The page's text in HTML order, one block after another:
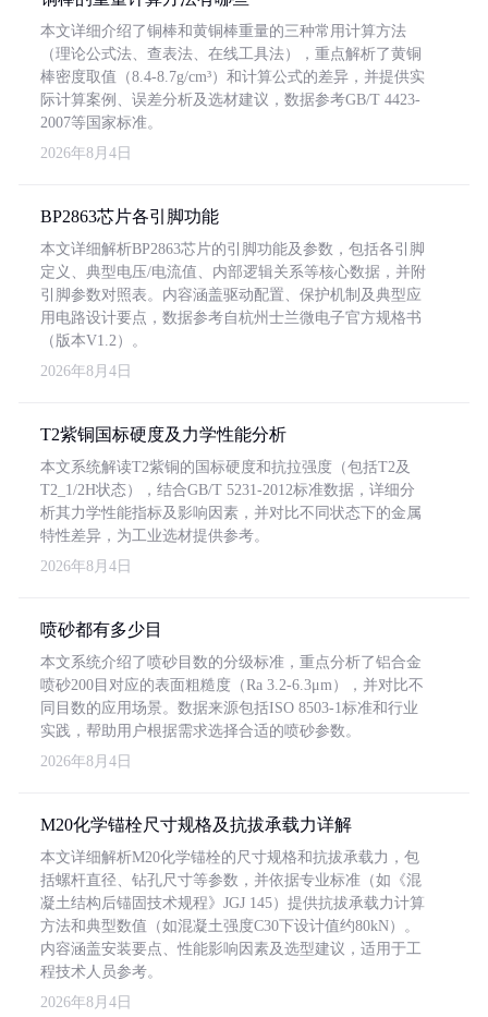
本文详细介绍了铜棒和黄铜棒重量的三种常用计算方法
（理论公式法、查表法、在线工具法），重点解析了黄铜
棒密度取值（8.4-8.7g/cm³）和计算公式的差异，并提供实
际计算案例、误差分析及选材建议，数据参考GB/T 4423-
2007等国家标准。
2026年8月4日
BP2863芯片各引脚功能
本文详细解析BP2863芯片的引脚功能及参数，包括各引脚
定义、典型电压/电流值、内部逻辑关系等核心数据，并附
引脚参数对照表。内容涵盖驱动配置、保护机制及典型应
用电路设计要点，数据参考自杭州士兰微电子官方规格书
（版本V1.2）。
2026年8月4日
T2紫铜国标硬度及力学性能分析
本文系统解读T2紫铜的国标硬度和抗拉强度（包括T2及
T2_1/2H状态），结合GB/T 5231-2012标准数据，详细分
析其力学性能指标及影响因素，并对比不同状态下的金属
特性差异，为工业选材提供参考。
2026年8月4日
喷砂都有多少目
本文系统介绍了喷砂目数的分级标准，重点分析了铝合金
喷砂200目对应的表面粗糙度（Ra 3.2-6.3μm），并对比不
同目数的应用场景。数据来源包括ISO 8503-1标准和行业
实践，帮助用户根据需求选择合适的喷砂参数。
2026年8月4日
M20化学锚栓尺寸规格及抗拔承载力详解
本文详细解析M20化学锚栓的尺寸规格和抗拔承载力，包
括螺杆直径、钻孔尺寸等参数，并依据专业标准（如《混
凝土结构后锚固技术规程》JGJ 145）提供抗拔承载力计算
方法和典型数值（如混凝土强度C30下设计值约80kN）。
内容涵盖安装要点、性能影响因素及选型建议，适用于工
程技术人员参考。
2026年8月4日